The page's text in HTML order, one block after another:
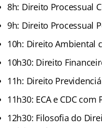
8h: Direito Processual
9h: Direito Processual
10h: Direito Ambiental
10h30: Direito
11h: Direito
11h30: ECA e CDC
12h30: Filosofia do